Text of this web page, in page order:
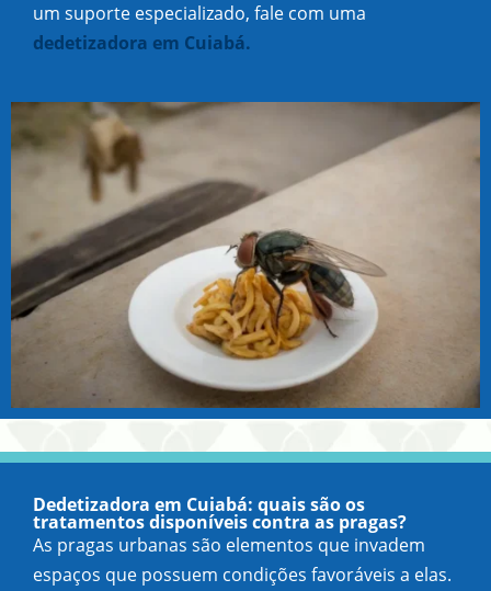
um suporte especializado, fale com uma
dedetizadora em Cuiabá.
Dedetizadora em Cuiabá: quais são os
tratamentos disponíveis contra as pragas?
As pragas urbanas são elementos que invadem
espaços que possuem condições favoráveis a elas.